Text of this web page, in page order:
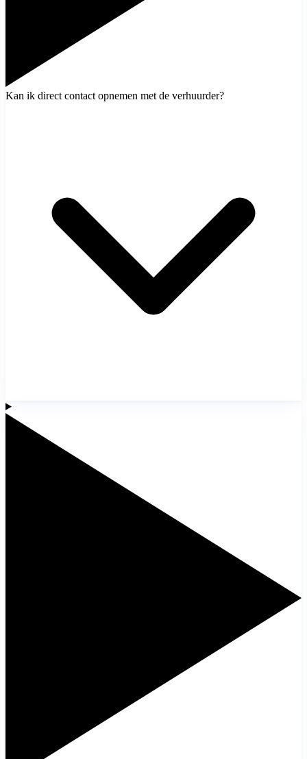
Kan ik direct contact opnemen met de verhuurder?